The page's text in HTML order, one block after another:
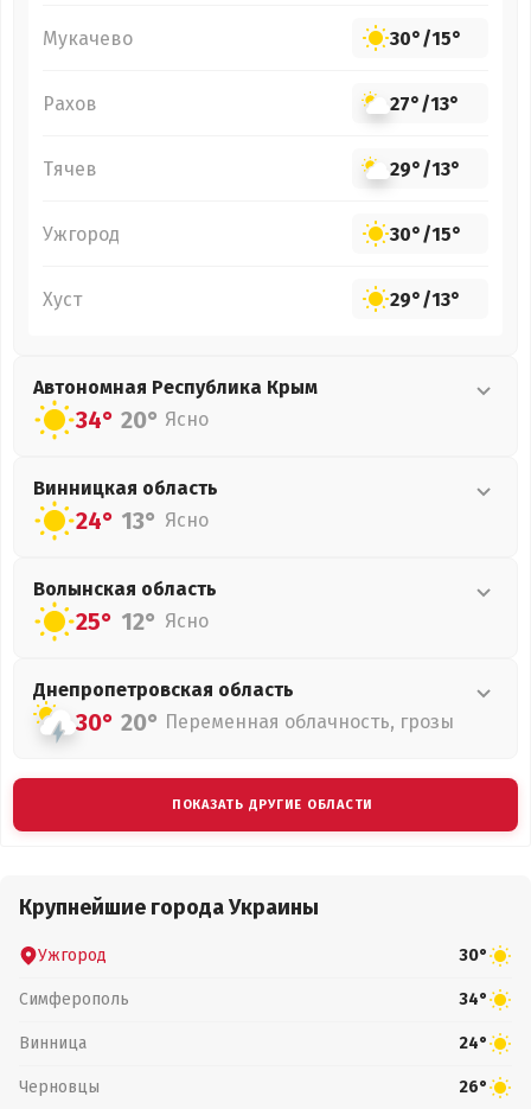
Мукачево 30°/15°
Рахов 27°/13°
Тячев 29°/13°
Ужгород 30°/15°
Хуст 29°/13°
Автономная Республика Крым
34° 20° Ясно
Винницкая область
24° 13° Ясно
Волынская область
25° 12° Ясно
Днепропетровская область
30° 20° Переменная облачность, грозы
ПОКАЗАТЬ ДРУГИЕ ОБЛАСТИ
Крупнейшие города Украины
Ужгород 30°
Симферополь 34°
Винница 24°
Черновцы 26°